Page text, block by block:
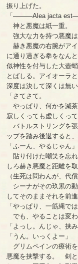
振り上げた。
「―――Alea jacta
神と悪魔は紙一重。
強大な力を持つ悪魔は
赫き悪魔の右腕がア
に通り過ぎる拳をなん
似神性を付与した大壺
とばしる。アイオーラ
深度は決して深くは無い
「さてさて。
やっぱり、何かを滅茶
寂しくっても虚しくっ
バトルストリングを
ップを踏み後退すると
「ふーん、やるじゃん」
貼り付けた嘲笑を忘
しろ赫き悪魔と距離を
（生死は問わんが、代
シーナがその玖累の
してそのままそれを前
「やっぱり、一筋縄で
でも、やることは変
「よっし。んじゃ、挟
「うん。いっくよー」
グリムペインの療術
悪魔を挟撃する。 剣と